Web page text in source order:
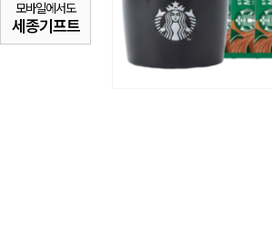
모바일에서도
세종기프트